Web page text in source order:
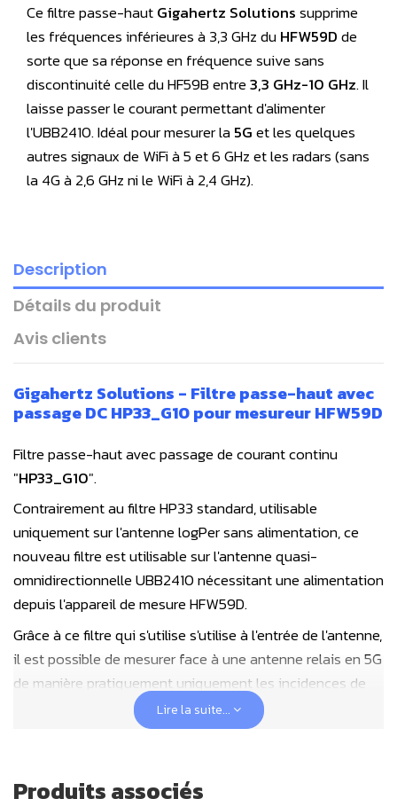
Ce filtre passe-hautGigahertz Solutionssupprime
les fréquences inférieures à 3,3 GHz duHFW59Dde
sorte que sa réponse en fréquence suive sans
discontinuité celle du HF59B entre3,3 GHz-10 GHz. Il
laisse passer le courant permettant d'alimenter
l'UBB2410. Idéal pour mesurer la5Get les quelques
autres signaux de WiFi à 5 et 6 GHz et les radars (sans
la 4G à 2,6 GHz ni le WiFi à 2,4 GHz).
Description
Détails du produit
Avis clients
Gigahertz Solutions - Filtre passe-haut avec
passage DC HP33_G10 pour mesureur HFW59D
Filtre passe-haut avec passage de courant continu
"HP33_G10".
Contrairement au filtre HP33 standard, utilisable
uniquement sur l'antenne logPer sans alimentation, ce
nouveau filtre est utilisable sur l'antenne quasi-
omnidirectionnelle UBB2410 nécessitant une alimentation
depuis l'appareil de mesure HFW59D.
Grâce à ce filtre qui s'utilise s'utilise à l'entrée de l'antenne,
il est possible de mesurer face à une antenne relais en 5G
de manière pratiquement uniquement les incidences de
cette antenne relais, dès lors que les WiFis internes au
lieux ont été coupés et que l'antenne ne se situe pas
Ce filtre peut être utilisé poursupprimer les fréquences
Lire la suite...
Produits associés